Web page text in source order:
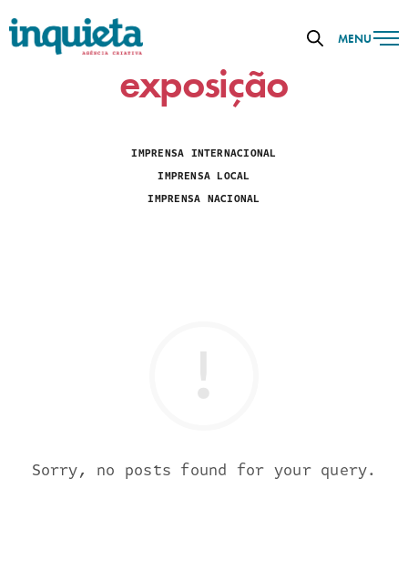
MENU
exposição
IMPRENSA INTERNACIONAL
IMPRENSA LOCAL
IMPRENSA NACIONAL
Sorry, no posts found for your query.